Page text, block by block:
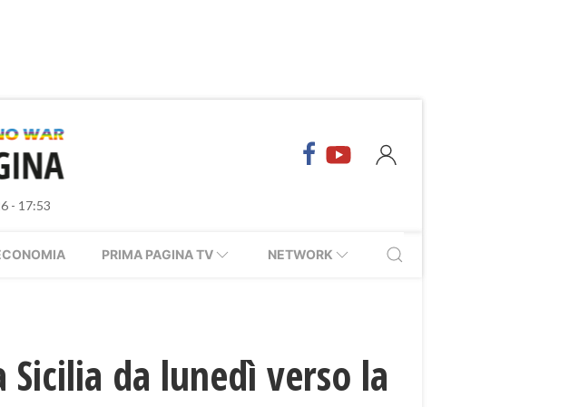
- 17:53
PRIMA PAGINA TV NETWORK
da lunedì verso la